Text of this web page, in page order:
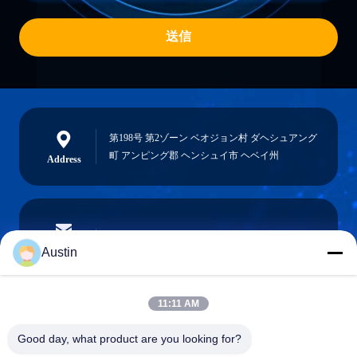
送信
Address
第198号 第2ゾーン ベオジョン村 ダヘシュアング
町 アンピング郡 ヘンシュイ市 ヘベイ州
E-mail
Phone
Austin
11:11 AM
Good day, what product are you looking for?